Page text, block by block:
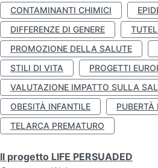
CONTAMINANTI CHIMICI
DIFFERENZE DI GENERE
PROMOZIONE DELLA SALUTE
STILI DI VITA
PROGETTI
VALUTAZIONE IMPATTO SULLA
OBESITÀ INFANTILE
PUBERTÀ
TELARCA PREMATURO
Il progetto LIFE PERSUADED